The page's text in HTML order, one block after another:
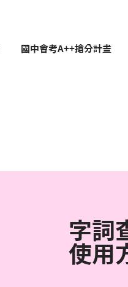
國中會考A++搶分計畫
字詞
使用